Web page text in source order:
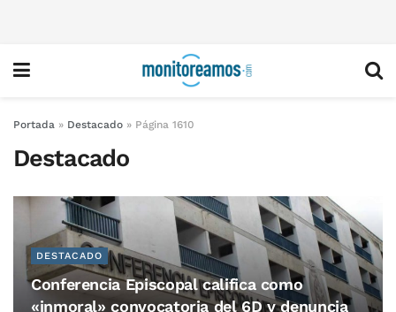
Portada » Destacado » Página 1610
Destacado
DESTACADO
Conferencia Episcopal califica como
«inmoral» convocatoria del 6D y denuncia